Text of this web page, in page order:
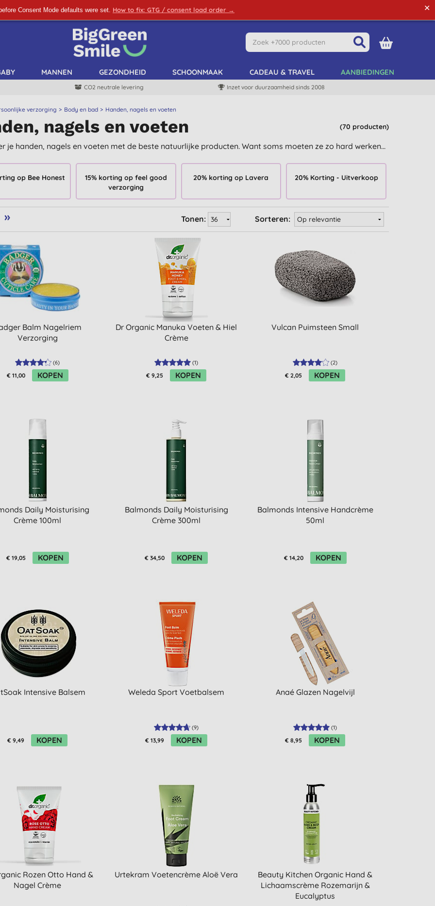
Consent Mode defaults were set. How to fix: GTG / consent load order → ✕
SCHRIJF ME IN!
MANNEN GEZONDHEID SCHOONMAAK CADEAU & TRAVEL AANBIEDINGEN
CO2 neutrale levering Inzet voor duurzaamheid sinds 2008
verzorging Body en bad Handen, nagels en voeten
(70 producten)
nagels en voeten
je handen, nagels en voeten met de beste natuurlijke producten. Want soms moeten ze zo hard werken...
op Bee Honest
15% korting op feel good
verzorging
20% korting op Lavera 20% Korting - Uitverkoop
» Sorteren:
Tonen:
Balm Nagelriem
Verzorging
(6)
€ 11,00 KOPEN
Dr Organic Manuka Voeten & Hiel
Crème
(1)
€ 9,25 KOPEN
Vulcan Puimsteen Small
(2)
€ 2,05 KOPEN
Daily Moisturising
Crème 100ml
€ 19,05 KOPEN
Balmonds Daily Moisturising
Crème 300ml
€ 34,50 KOPEN
Balmonds Intensive Handcrème
50ml
€ 14,20 KOPEN
Intensive Balsem
€ 9,49 KOPEN
Weleda Sport Voetbalsem
(9)
€ 13,99 KOPEN
Anaé Glazen Nagelvijl
(1)
€ 8,95 KOPEN
Rozen Otto Hand &
Nagel Crème
Urtekram Voetencrème Aloë Vera
Beauty Kitchen Organic Hand &
Lichaamscrème Rozemarijn &
Eucalyptus